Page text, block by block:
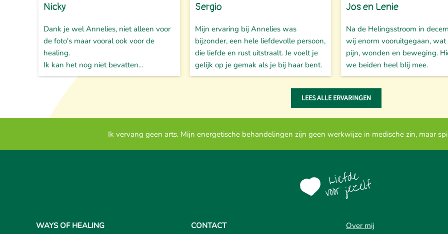
Nicky
Dank je wel Annelies, niet alleen voor
de foto's maar vooral ook voor de
healing.
Ik kan het nog niet bevatten...
Sergio
Mijn ervaring bij Annelies was
bijzonder, een hele liefdevolle persoon,
die liefde en rust uitstraalt. Je voelt je
gelijk op je gemak als je bij haar bent.
Jos en Lenie
Na de Helingsstroom in
wij enorm vooruitgegaan,
pijn, wonden en beweging.
we beiden heel blij mee.
LEES ALLE ERVARINGEN
Ik vervang geen arts. Mijn energetische behandelingen zijn geen werkwijze in medische zin, maar
WAYS OF HEALING
CONTACT
Over mij